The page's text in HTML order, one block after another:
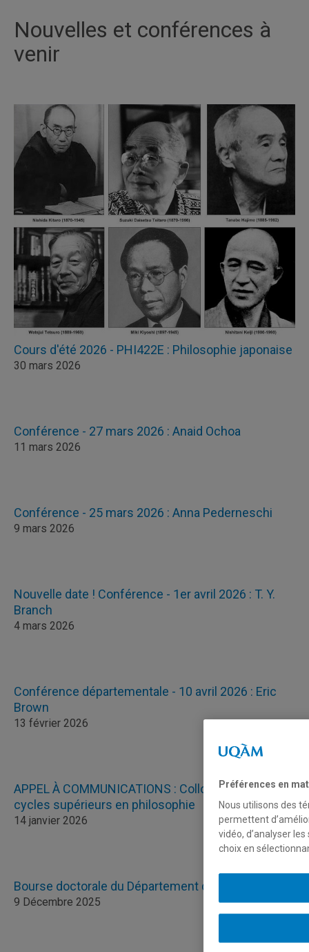
Nouvelles et conférences à
venir
Cours d'été 2026 - PHI422E : Philosophie japonaise
30 mars 2026
Conférence - 27 mars 2026 : Anaid Ochoa
11 mars 2026
Conférence - 25 mars 2026 : Anna Pederneschi
9 mars 2026
Nouvelle date ! Conférence - 1er avril 2026 : T. Y.
Branch
4 mars 2026
Conférence départementale - 10 avril 2026 : Eric
Brown
13 février 2026
APPEL À COMMUNICATIONS : Colloque FODAR des
cycles supérieurs en philosophie
14 janvier 2026
Bourse doctorale du Département de philosophie
9 Décembre 2025
Préférences en
Nous utilisons des
permettent
vidéo, d’analyser
choix en